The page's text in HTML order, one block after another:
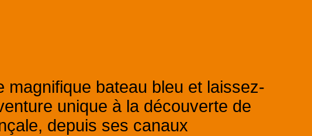
magnifique bateau bleu et laissez-
unique à la découverte de
depuis ses canaux